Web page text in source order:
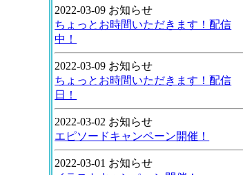
2022-03-09 お知らせ
ちょっとお時間いただきます！配信
中！
2022-03-09 お知らせ
ちょっとお時間いただきます！配信
日！
2022-03-02 お知らせ
エピソードキャンペーン開催！
2022-03-01 お知らせ